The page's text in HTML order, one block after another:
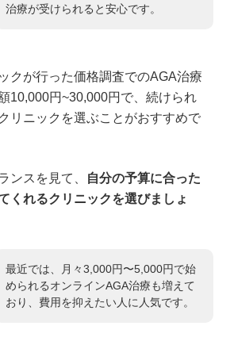
治療が受けられると安心です。
クが行った価格調査でのAGA治療
10,000円~30,000円で、続けられ
リニックを選ぶことがおすすめで
ンスを見て、
自分の予算に合った
くれるクリニックを選びましょ
最近では、月々3,000円〜5,000円で始
められるオンラインAGA治療も増えて
おり、費用を抑えたい人に人気です。